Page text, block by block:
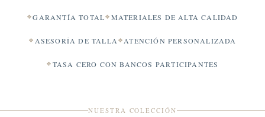
GARANTÍA TOTAL MATERIALES DE ALTA CALIDAD
ASESORÍA DE TALLA ATENCIÓN PERSONALIZADA
TASA CERO CON BANCOS PARTICIPANTES
NUESTRA COLECCIÓN